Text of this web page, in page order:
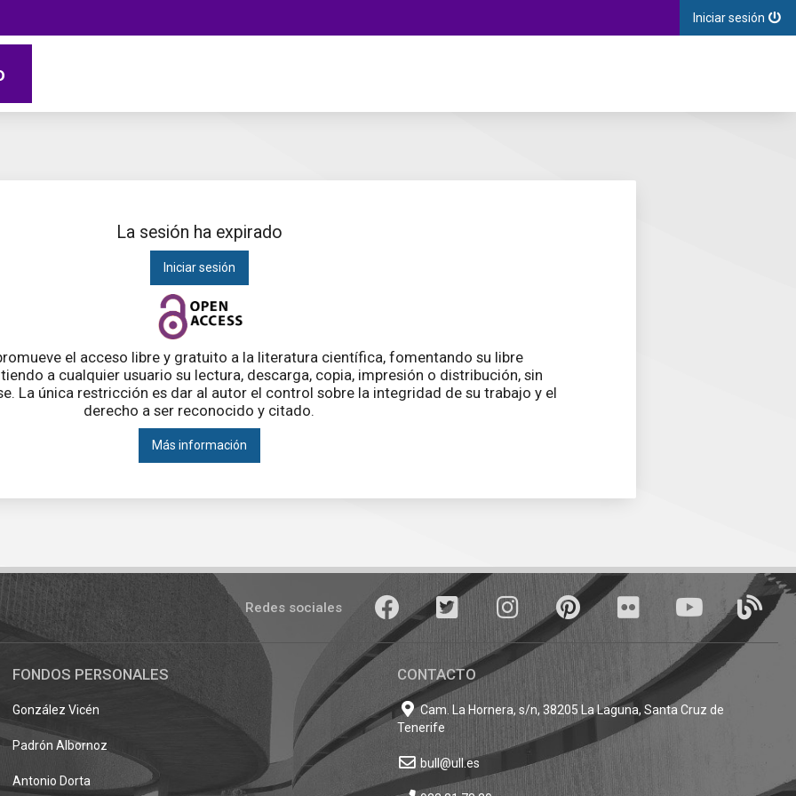
Iniciar sesión
La sesión ha expirado
Iniciar sesión
el acceso libre y gratuito a la literatura científica, fomentando su libre
a cualquier usuario su lectura, descarga, copia, impresión o distribución, sin
La única restricción es dar al autor el control sobre la integridad de su trabajo y el
derecho a ser reconocido y citado.
Más información
Redes sociales Facebook Twitter Instagram Pinterest youTube Blogs
FONDOS PERSONALES
González Vicén
Padrón Albornoz
Antonio Dorta
CONTACTO
Cam. La Hornera, s/n, 38205 La Laguna, Santa Cruz de
Tenerife
bull@ull.es